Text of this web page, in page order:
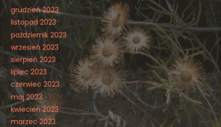
grudzień 2023
listopad 2023
październik 2023
wrzesień 2023
sierpień 2023
lipiec 2023
czerwiec 2023
maj 2023
kwiecień 2023
marzec 2023